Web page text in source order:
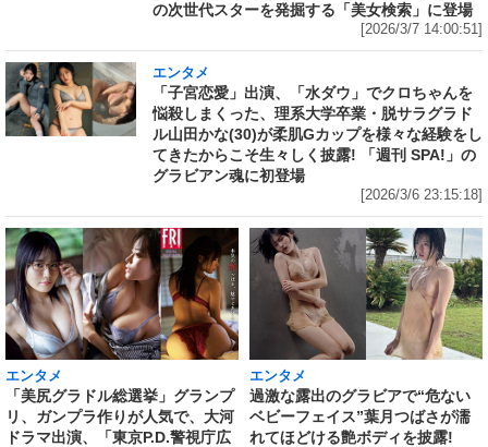
の次世代スターを発掘する「美女検索」に登場
[2026/3/7 14:00:51]
エンタメ
「子宮恋愛」出演、「水ダウ」でクロちゃんを
悩殺しまくった、理系大学卒業・脱サラグラド
ル山田かな(30)が柔肌Gカップを様々な経験をし
てきたからこそ生々しく披露! 「週刊 SPA!」の
グラビアン魂に初登場
[2026/3/6 23:15:18]
エンタメ
「美尻グラドル総選挙」グランプ
リ、ガンプラ作りが人気で、大河
ドラマ出演、「東京P.D.警視庁広
エンタメ
過激な露出のグラビアで“危ない
ベビーフェイス”葉月つばさが濡
れてほどける艶ボディを披露!